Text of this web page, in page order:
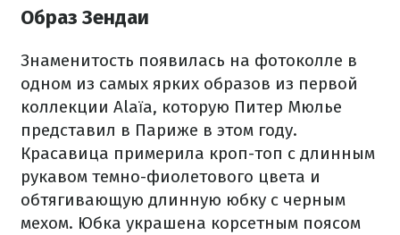
Образ Зендаи
Знаменитость появилась на фотоколле в
одном из самых ярких образов из первой
коллекции Alaïa, которую Питер Мюлье
представил в Париже в этом году.
Красавица примерила кроп-топ с длинным
рукавом темно-фиолетового цвета и
обтягивающую длинную юбку с черным
мехом. Юбка украшена корсетным поясом